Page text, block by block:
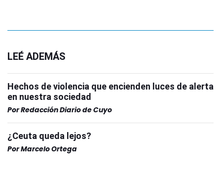
LEÉ ADEMÁS
Hechos de violencia que encienden luces de alerta
en nuestra sociedad
PorRedacción Diario de Cuyo
¿Ceuta queda lejos?
PorMarcelo Ortega